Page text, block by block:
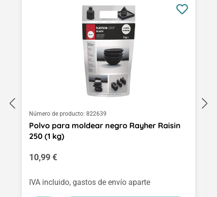
Número de producto: 822639
Polvo para moldear negro Rayher Raisin
250 (1 kg)
Precio normal:
10,99 €
IVA incluido, gastos de envío aparte